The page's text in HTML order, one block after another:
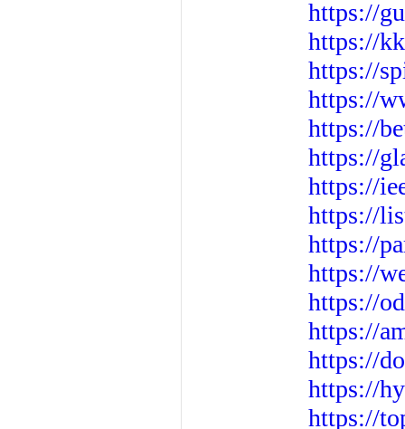
https://
https://
https://
https://
https://
https://
https://
https://
https://
https://
https://
https://
https://
https://
https://